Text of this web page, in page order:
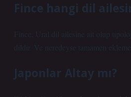
Fince hangi dil
Fince, Ural dil ailesine ait olup
dildir. Ve neredeyse tamamen
Japonlar Altay mı?